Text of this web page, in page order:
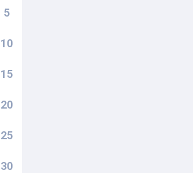
5
10
15
20
25
30